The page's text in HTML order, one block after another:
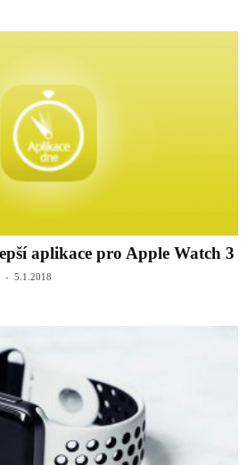
aplikace pro Apple Watch 3
- 5.1.2018